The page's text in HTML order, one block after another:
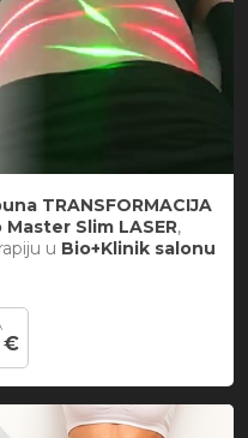
TRANSFORMACIJA
Master Slim LASER,
u Bio+Klinik salonu
€